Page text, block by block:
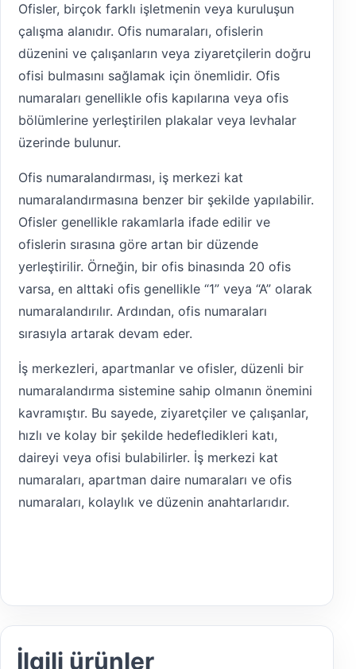
Ofisler, birçok farklı işletmenin veya kuruluşun
çalışma alanıdır. Ofis numaraları, ofislerin
düzenini ve çalışanların veya ziyaretçilerin doğru
ofisi bulmasını sağlamak için önemlidir. Ofis
numaraları genellikle ofis kapılarına veya ofis
bölümlerine yerleştirilen plakalar veya levhalar
üzerinde bulunur.
Ofis numaralandırması, iş merkezi kat
numaralandırmasına benzer bir şekilde yapılabilir.
Ofisler genellikle rakamlarla ifade edilir ve
ofislerin sırasına göre artan bir düzende
yerleştirilir. Örneğin, bir ofis binasında 20 ofis
varsa, en alttaki ofis genellikle “1” veya “A” olarak
numaralandırılır. Ardından, ofis numaraları
sırasıyla artarak devam eder.
İş merkezleri, apartmanlar ve ofisler, düzenli bir
numaralandırma sistemine sahip olmanın önemini
kavramıştır. Bu sayede, ziyaretçiler ve çalışanlar,
hızlı ve kolay bir şekilde hedefledikleri katı,
daireyi veya ofisi bulabilirler. İş merkezi kat
numaraları, apartman daire numaraları ve ofis
numaraları, kolaylık ve düzenin anahtarlarıdır.
İlgili ürünler